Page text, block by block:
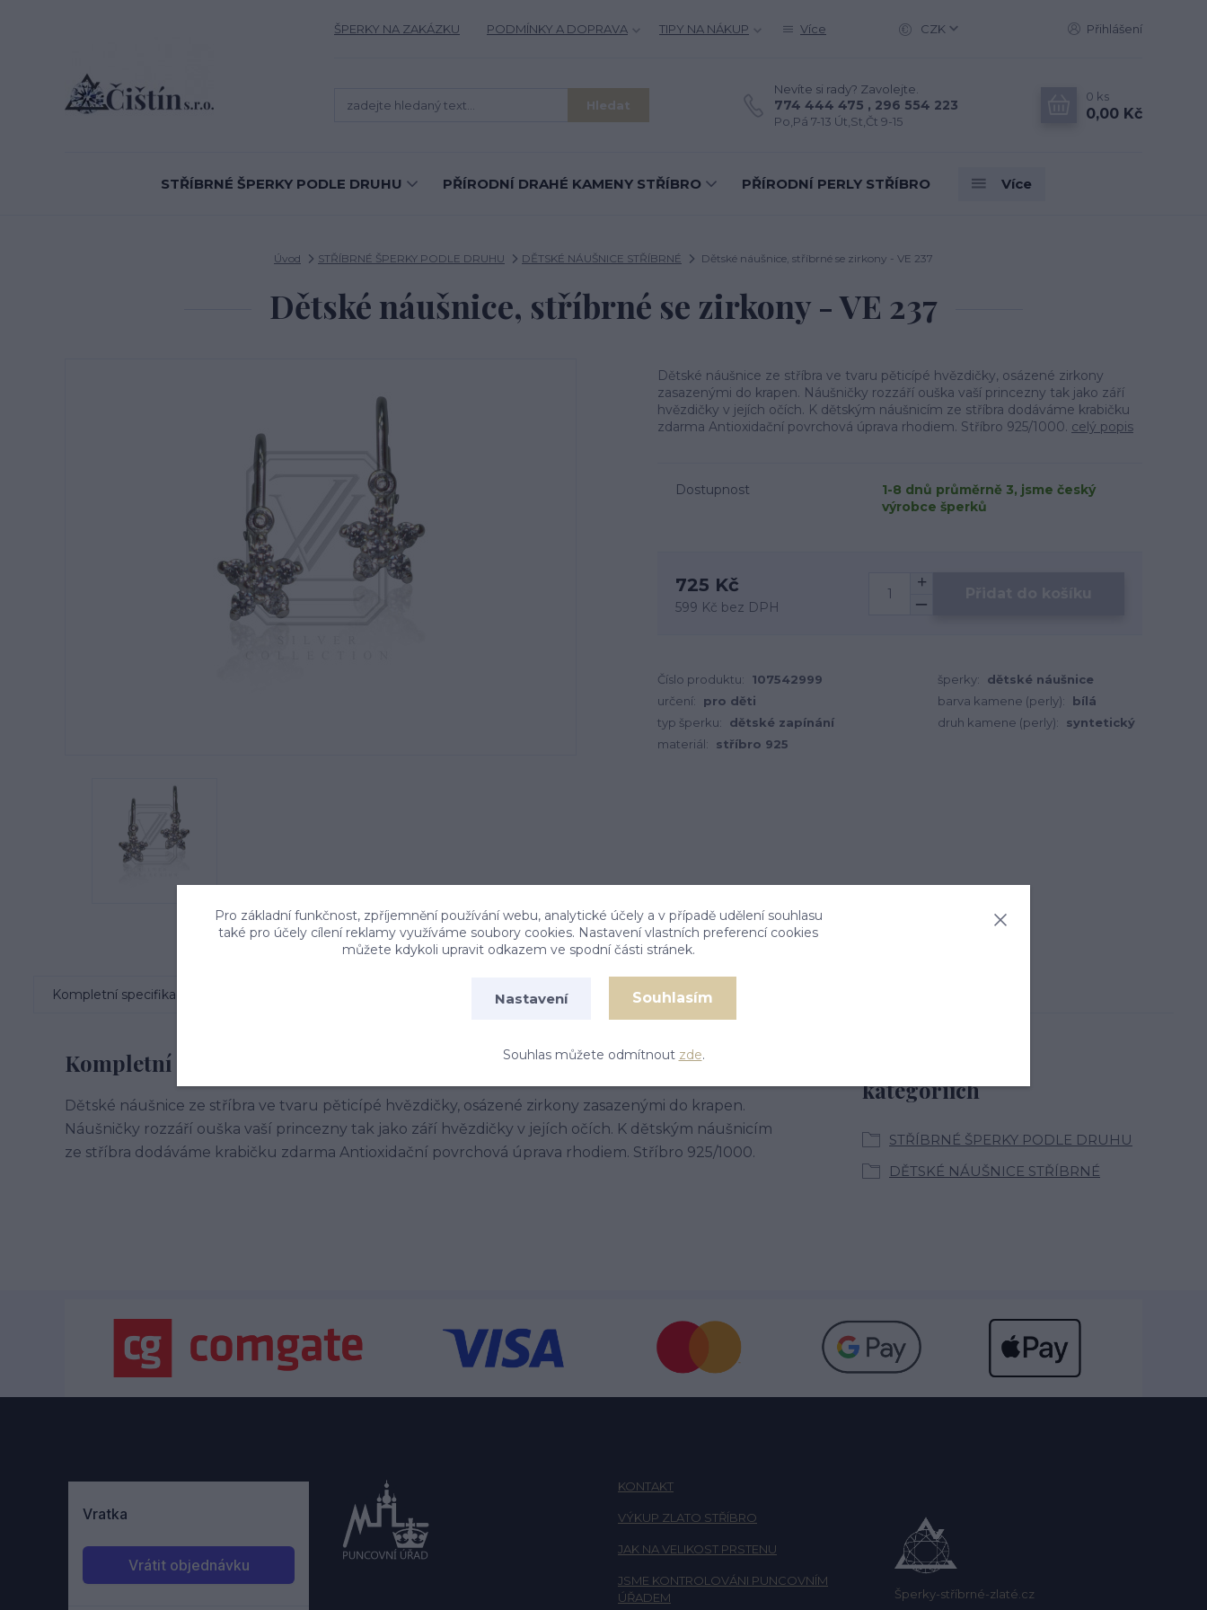
ŠPERKY NA ZAKÁZKU PODMÍNKY A DOPRAVA TIPY NA NÁKUP Více CZK Přihlášení
Hledat
Nevíte si rady? Zavolejte.
774 444 475 , 296 554 223
Po,Pá 7-13 Út,St,Čt 9-15
0 ks
0,00 Kč
STŘÍBRNÉ ŠPERKY PODLE DRUHU PŘÍRODNÍ DRAHÉ KAMENY STŘÍBRO PŘÍRODNÍ PERLY STŘÍBRO Více
Úvod STŘÍBRNÉ ŠPERKY PODLE DRUHU DĚTSKÉ NÁUŠNICE STŘÍBRNÉ Dětské náušnice, stříbrné se zirkony - VE 237
Dětské náušnice, stříbrné se zirkony - VE 237
Dětské náušnice ze stříbra ve tvaru pěticípé hvězdičky, osázené zirkony
zasazenými do krapen. Náušničky rozzáří ouška vaší princezny tak jako září
hvězdičky v jejích očích. K dětským náušnicím ze stříbra dodáváme krabičku
zdarma Antioxidační povrchová úprava rhodiem. Stříbro 925/1000. celý popis
Dostupnost
1-8 dnů průměrně 3, jsme český
výrobce šperků
725 Kč
599 Kč bez DPH
Číslo produktu: 107542999 šperky:
dětské náušnice
určení:
pro děti barva kamene (perly):
bílá
typ šperku:
dětské zapínání druh kamene (perly):
syntetický
materiál:
stříbro 925
Kompletní specifikace
Kompletní specifikace
Dětské náušnice ze stříbra ve tvaru pěticípé hvězdičky, osázené zirkony zasazenými do krapen.
Náušničky rozzáří ouška vaší princezny tak jako září hvězdičky v jejích očích. K dětským náušnicím
ze stříbra dodáváme krabičku zdarma Antioxidační povrchová úprava rhodiem. Stříbro 925/1000.
kategoriích
STŘÍBRNÉ ŠPERKY PODLE DRUHU
DĚTSKÉ NÁUŠNICE STŘÍBRNÉ
KONTAKT
VÝKUP ZLATO STŘÍBRO
JAK NA VELIKOST PRSTENU
JSME KONTROLOVÁNI PUNCOVNÍM
ÚŘADEM
Šperky-stříbrné-zlaté.cz
Pro základní funkčnost, zpříjemnění používání webu, analytické účely a v případě udělení souhlasu
také pro účely cílení reklamy využíváme soubory cookies. Nastavení vlastních preferencí cookies
můžete kdykoli upravit odkazem ve spodní části stránek.
Nastavení Souhlasím
Souhlas můžete odmítnout zde.